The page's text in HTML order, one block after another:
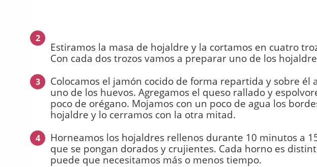
2
Estiramos la masa de hojaldre y la cortamos en cuatro
Con cada dos trozos vamos a preparar uno de los
3
Colocamos el jamón cocido de forma repartida y sobre él
uno de los huevos. Agregamos el queso rallado y
poco de orégano. Mojamos con un poco de agua los
hojaldre y lo cerramos con la otra mitad.
4
Horneamos los hojaldres rellenos durante 10 minutos a
que se pongan dorados y crujientes. Cada horno es
puede que necesitamos más o menos tiempo.